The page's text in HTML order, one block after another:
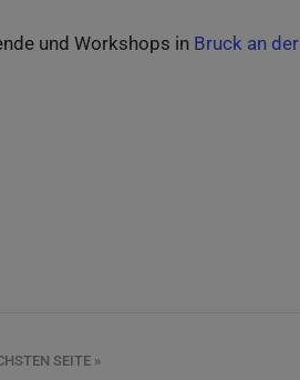
und Workshops in Bruck an der
SEITE »